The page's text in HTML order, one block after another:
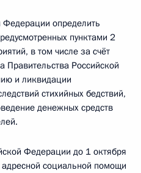
Федерации определить
пунктами 2
в том числе за счёт
Правительства Российской
и ликвидации
стихийных бедствий,
денежных средств
Федерации до 1 октября
социальной помощи